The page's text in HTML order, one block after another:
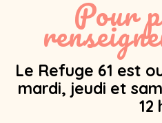
Pour
Le Refuge 61 est
mardi, jeudi et
12